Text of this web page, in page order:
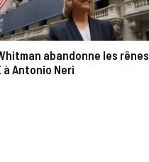
abandonne les rênes
à Antonio Neri